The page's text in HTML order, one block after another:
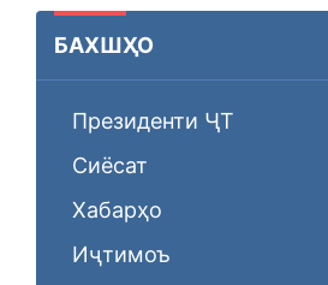
БАХШҲО
Президенти ҶТ
Сиёсат
Хабарҳо
Иҷтимоъ